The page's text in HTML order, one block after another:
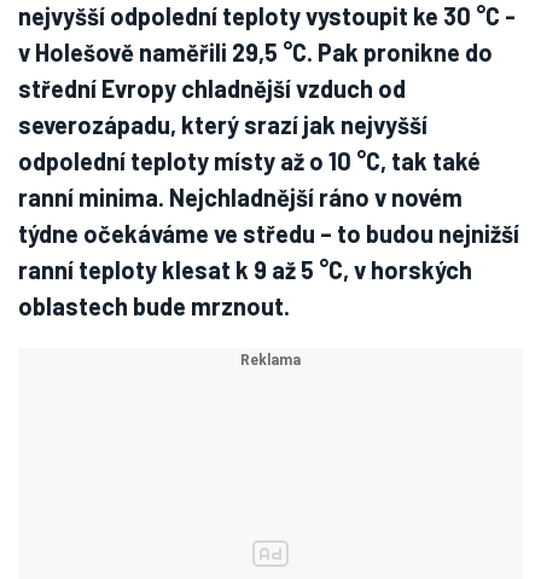
nejvyšší odpolední teploty vystoupit ke 30 °C -
v Holešově naměřili 29,5 °C. Pak pronikne do
střední Evropy chladnější vzduch od
severozápadu, který srazí jak nejvyšší
odpolední teploty místy až o 10 °C, tak také
ranní minima. Nejchladnější ráno v novém
týdne očekáváme ve středu – to budou nejnižší
ranní teploty klesat k 9 až 5 °C, v horských
oblastech bude mrznout.